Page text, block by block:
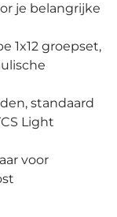
je belangrijke
1x12 groepset,
standaard
Light
voor